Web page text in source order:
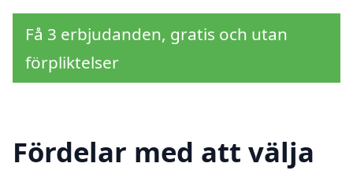
Få 3 erbjudanden, gratis och utan
förpliktelser
Fördelar med att välja